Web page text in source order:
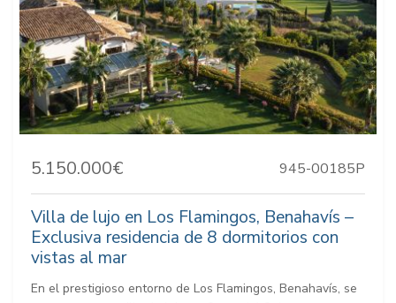
5.150.000€ 945-00185P
Villa de lujo en Los Flamingos, Benahavís –
Exclusiva residencia de 8 dormitorios con
vistas al mar
En el prestigioso entorno de Los Flamingos, Benahavís, se